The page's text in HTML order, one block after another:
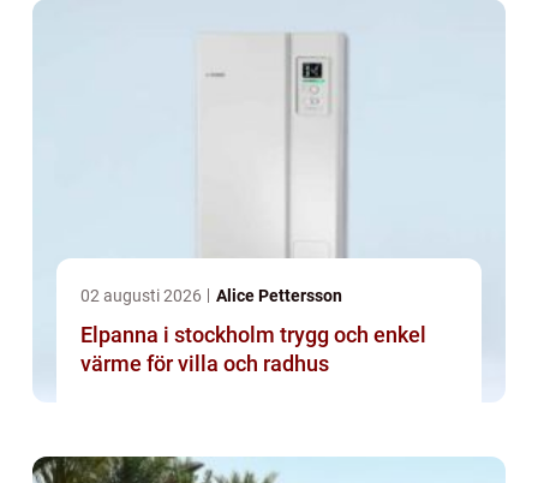
02 augusti 2026 Alice Pettersson
Elpanna i stockholm trygg och enkel
värme för villa och radhus